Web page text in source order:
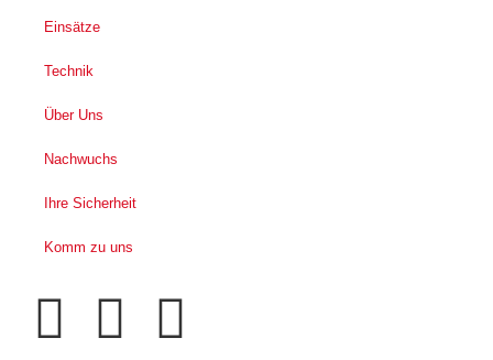
Einsätze
Technik
Über Uns
Nachwuchs
Ihre Sicherheit
Komm zu uns